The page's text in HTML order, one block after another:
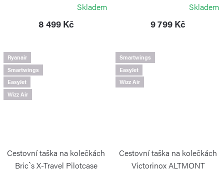
Skladem
8 499 Kč
Skladem
9 799 Kč
Ryanair
Smartwings
EasyJet
Wizz Air
Cestovní taška na kolečkách
Bric`s X-Travel Pilotcase
Smartwings
EasyJet
Wizz Air
Cestovní taška na kolečkách
Victorinox ALTMONT